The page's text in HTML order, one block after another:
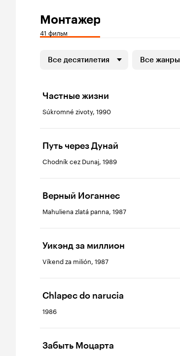
Монтажер
41 фильм
Все десятилетия Все жанры
Частные жизни
Súkromné zivoty, 1990
Путь через Дунай
Chodník cez Dunaj, 1989
Верный Иоганнес
Mahuliena zlatá panna, 1987
Уикэнд за миллион
Víkend za milión, 1987
Chlapec do narucia
1986
Забыть Моцарта